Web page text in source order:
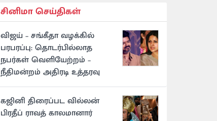
சினிமா செய்திகள்
விஜய் – சங்கீதா வழக்கில்
பரபரப்பு: தொடர்பில்லாத
நபர்கள் வெளியேற்றம் –
நீதிமன்றம் அதிரடி உத்தரவு
கஜினி திரைப்பட வில்லன்
பிரதீப் ராவத் காலமானார்